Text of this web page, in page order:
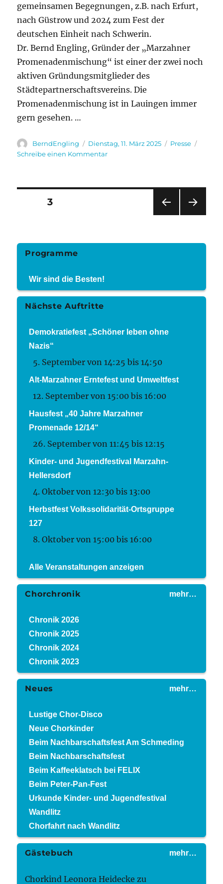
gemeinsamen Begegnungen, z.B. nach Erfurt,
nach Güstrow und 2024 zum Fest der
deutschen Einheit nach Schwerin.
Dr. Bernd Engling, Gründer der „Marzahner
Promenadenmischung“ ist einer der zwei noch
aktiven Gründungsmitglieder des
Städtepartnerschaftsvereins. Die
Promenadenmischung ist in Lauingen immer
gern gesehen. …
Autor
BerndEngling
Veröffentlicht
am
Dienstag, 11. März 2025 Kategorien
Presse
Schreibe einen Kommentarzu
Seitennummerierung
Beiträge
SEITE3
Programme
Wir sind die Besten!
Nächste Auftritte
Demokratiefest „Schöner leben ohne
Nazis“
5. September von 14:25 bis14:50
Alt-Marzahner Erntefest und Umweltfest
12. September von 15:00 bis16:00
Hausfest „40 Jahre Marzahner
Promenade 12/14“
26. September von 11:45 bis12:15
Kinder- und Jugendfestival Marzahn-
Hellersdorf
4. Oktober von 12:30 bis13:00
Herbstfest Volkssolidarität-Ortsgruppe
127
8. Oktober von 15:00 bis16:00
Alle Veranstaltungen anzeigen
mehr…
Chorchronik
Chronik 2026
Chronik 2025
Chronik 2024
Chronik 2023
mehr…
Neues
Lustige Chor-Disco
Neue Chorkinder
Beim Nachbarschaftsfest Am Schmeding
Beim Nachbarschaftsfest
Beim Kaffeeklatsch bei FELIX
Beim Peter-Pan-Fest
Urkunde Kinder- und Jugendfestival
Wandlitz
Chorfahrt nach Wandlitz
mehr…
Gästebuch
Chorkind Leonora Heidecke zu